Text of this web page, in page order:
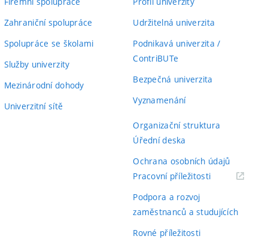
Zahraniční spolupráce
Spolupráce se školami
Služby univerzity
Mezinárodní dohody
Univerzitní sítě
Udržitelná univerzita
Podnikavá univerzita /
ContriBUTe
Bezpečná univerzita
Vyznamenání
Organizační struktura
Úřední deska
Ochrana osobních údajů
Pracovní příležitosti(externí
Podpora a rozvoj
zaměstnanců a studujících
Rovné příležitosti